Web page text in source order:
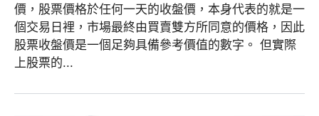
價，股票價格於任何一天的收盤價，本身代表的就是一
個交易日裡，市場最終由買賣雙方所同意的價格，因此
股票收盤價是一個足夠具備參考價值的數字。 但實際
上股票的...